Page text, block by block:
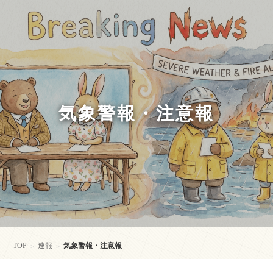
気象警報・注意報
TOP > 速報 > 気象警報・注意報